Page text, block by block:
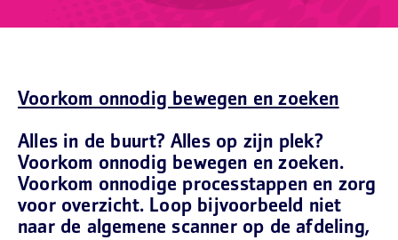
Voorkom onnodig bewegen en zoeken
Alles in de buurt? Alles op zijn plek?
Voorkom onnodig bewegen en zoeken.
Voorkom onnodige processtappen en zorg
voor overzicht. Loop bijvoorbeeld niet
naar de algemene scanner op de afdeling,